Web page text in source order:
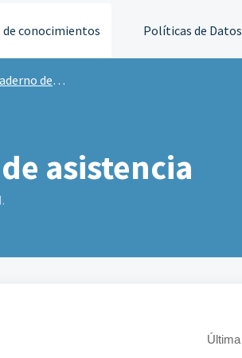
de conocimientos Políticas de
de clases
asistencia